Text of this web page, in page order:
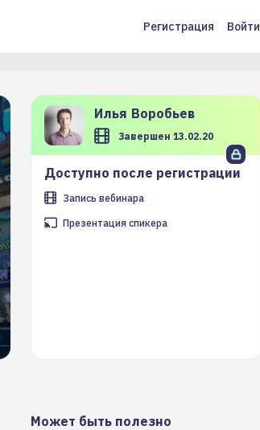
Меню
записи
пользователя
Регистрация Войти
Илья Воробьев
Завершен 13.02.20
Доступно после регистрации
Запись вебинара
Презентация спикера
Может быть полезно